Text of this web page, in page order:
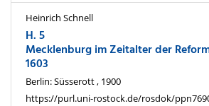
Heinrich Schnell
H. 5
Mecklenburg im Zeitalter der
1603
Berlin: Süsserott , 1900
https://purl.uni-rostock.de/rosdok/